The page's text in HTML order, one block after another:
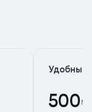
Удобный
500